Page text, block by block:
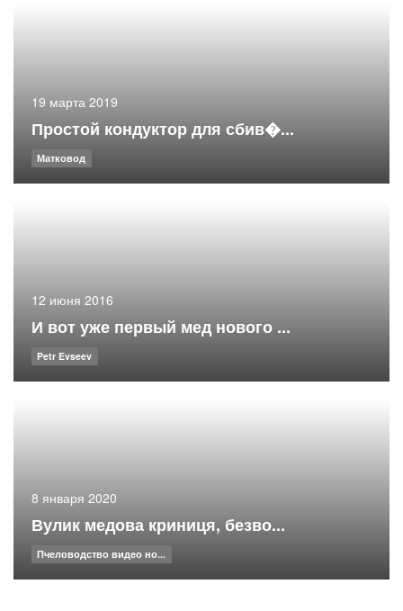
19 марта 2019
Простой кондуктор для сбив�...
Матковод
12 июня 2016
И вот уже первый мед нового ...
Petr Evseev
8 января 2020
Вулик медова криниця, безво...
Пчеловодство видео но...